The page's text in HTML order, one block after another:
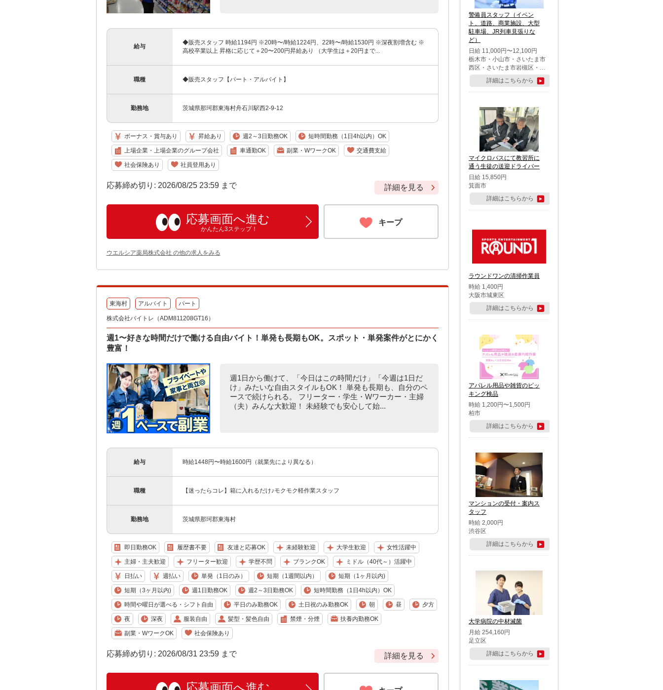
給与
◆販売スタッフ 時給1194円 ※20時〜/時給1224円、22時〜/時給1530円 ※深夜割増含む ※
高校卒業以上 昇格に応じて＋20〜200円昇給あり （大学生は＋20円まで...
職種 ◆販売スタッフ【パート・アルバイト】
勤務地 茨城県那珂郡東海村舟石川駅西2-9-12
ボーナス・賞与あり 昇給あり 週2～3日勤務OK 短時間勤務（1日4h以内）OK
上場企業・上場企業のグループ会社 車通勤OK 副業・WワークOK 交通費支給
社会保険あり 社員登用あり
応募締め切り: 2026/08/25 23:59 まで 詳細を見る
応募画面へ進む
かんたん3ステップ！
キープ
ウエルシア薬局株式会社 の他の求人をみる
東海村 アルバイト パート
株式会社バイトレ（ADM811208GT16）
週1〜好きな時間だけで働ける自由バイト！単発も長期もOK。スポット・単発案件がとにかく
豊富！
週1日から働けて、「今日はこの時間だけ」「今週は1日だ
け」みたいな自由スタイルもOK！ 単発も長期も、自分のペ
ースで続けられる。 フリーター・学生・Wワーカー・主婦
（夫）みんな大歓迎！ 未経験でも安心して始...
給与 時給1448円〜時給1600円（就業先により異なる）
職種 【迷ったらコレ】箱に入れるだけ♪モクモク軽作業スタッフ
勤務地 茨城県那珂郡東海村
即日勤務OK 履歴書不要 友達と応募OK 未経験歓迎 大学生歓迎 女性活躍中
主婦・主夫歓迎 フリーター歓迎 学歴不問 ブランクOK ミドル（40代～）活躍中
日払い 週払い 単発（1日のみ） 短期（1週間以内） 短期（1ヶ月以内)
短期（3ヶ月以内) 週1日勤務OK 週2～3日勤務OK 短時間勤務（1日4h以内）OK
時間や曜日が選べる・シフト自由 平日のみ勤務OK 土日祝のみ勤務OK 朝 昼 夕方
夜 深夜 服装自由 髪型・髪色自由 禁煙・分煙 扶養内勤務OK
副業・WワークOK 社会保険あり
応募締め切り: 2026/08/31 23:59 まで 詳細を見る
警備員スタッフ（イベン
ト、道路、商業施設、大型
駐車場、JR列車見張りな
ど）
日給 11,000円〜12,100円
栃木市・小山市・さいたま市
西区・さいたま市岩槻区・久
喜市・蓮田市
詳細はこちらから
マイクロバスにて教習所に
通う生徒の送迎ドライバー
日給 15,850円
箕面市
詳細はこちらから
ラウンドワンの清掃作業員
時給 1,400円
大阪市城東区
詳細はこちらから
アパレル用品や雑貨のピッ
キング検品
時給 1,200円〜1,500円
柏市
詳細はこちらから
マンションの受付・案内ス
タッフ
時給 2,000円
渋谷区
詳細はこちらから
大学病院の中材滅菌
月給 254,160円
足立区
詳細はこちらから